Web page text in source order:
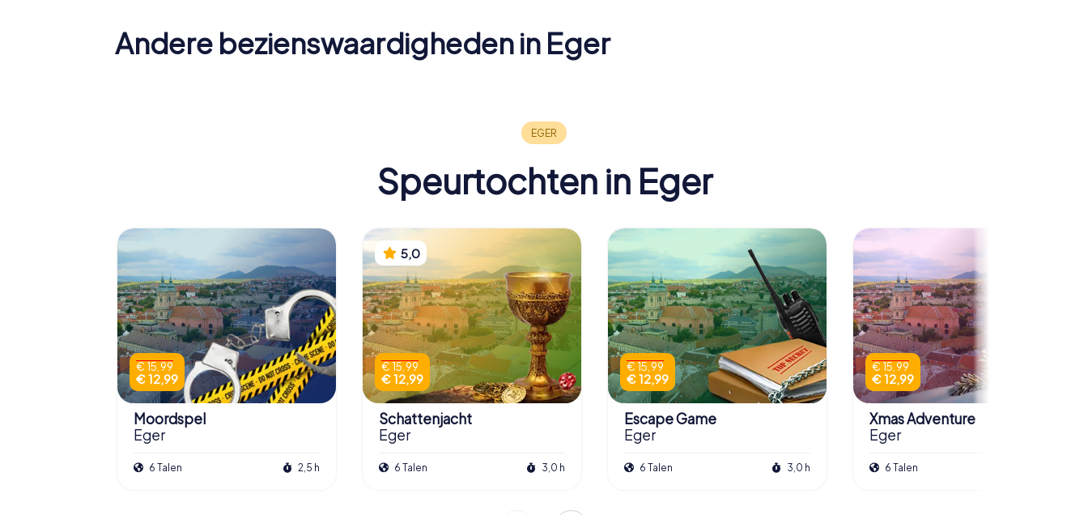
Andere bezienswaardigheden in Eger
Speurtochten in Eger
€ 15,99
€ 12,99
Moordspel
Eger
6 Talen 2,5 h
5,0
€ 15,99
€ 12,99
Schattenjacht
Eger
6 Talen 3,0 h
€ 15,99
€ 12,99
Escape Game
Eger
6 Talen 3,0 h
€ 15,99
€ 12,99
Xmas Adventure
Eger
6 Talen